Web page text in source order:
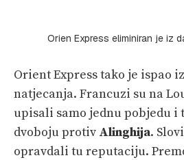
Orien Express eliminiran je iz
Orient Express tako je ispao
natjecanja. Francuzi su na
upisali samo jednu pobjedu i
dvoboju protiv Alinghija.
opravdali tu reputaciju.